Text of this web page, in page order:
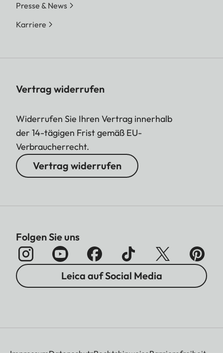
Presse & News
Karriere
Vertrag widerrufen
Widerrufen Sie Ihren Vertrag innerhalb
der 14-tägigen Frist gemäß EU-
Verbraucherrecht.
Vertrag widerrufen
Folgen Sie uns
Leica auf Social Media